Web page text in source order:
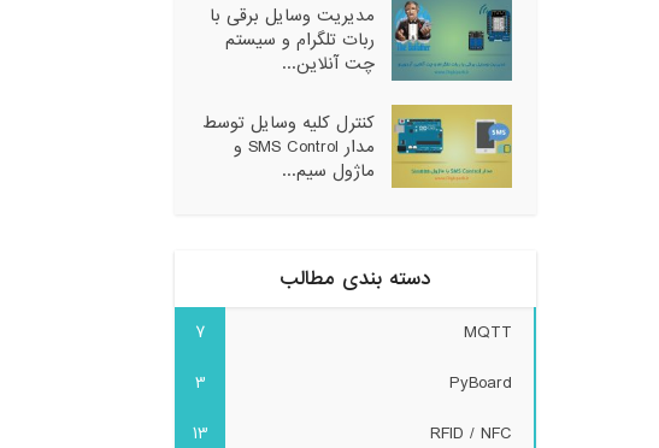
مدیریت وسایل برقی با
ربات تلگرام و سیستم
چت آنلاین...
کنترل کلیه وسایل توسط
مدار SMS Control و
ماژول سیم...
دسته بندی مطالب
MQTT
7
PyBoard
3
RFID / NFC
13